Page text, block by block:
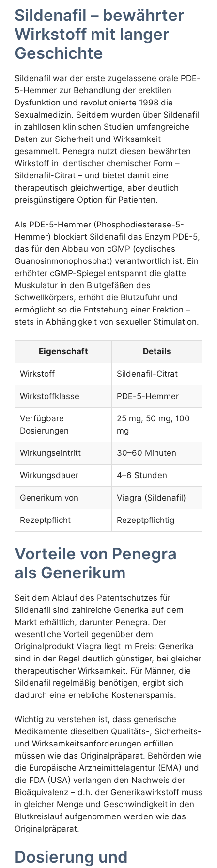
Sildenafil – bewährter
Wirkstoff mit langer
Geschichte
Sildenafil war der erste zugelassene orale PDE-
5-Hemmer zur Behandlung der erektilen
Dysfunktion und revolutionierte 1998 die
Sexualmedizin. Seitdem wurden über Sildenafil
in zahllosen klinischen Studien umfangreiche
Daten zur Sicherheit und Wirksamkeit
gesammelt. Penegra nutzt diesen bewährten
Wirkstoff in identischer chemischer Form –
Sildenafil-Citrat – und bietet damit eine
therapeutisch gleichwertige, aber deutlich
preisgünstigere Option für Patienten.
Als PDE-5-Hemmer (Phosphodiesterase-5-
Hemmer) blockiert Sildenafil das Enzym PDE-5,
das für den Abbau von cGMP (cyclisches
Guanosinmonophosphat) verantwortlich ist. Ein
erhöhter cGMP-Spiegel entspannt die glatte
Muskulatur in den Blutgefäßen des
Schwellkörpers, erhöht die Blutzufuhr und
ermöglicht so die Entstehung einer Erektion –
stets in Abhängigkeit von sexueller Stimulation.
Eigenschaft Details
Wirkstoff Sildenafil-Citrat
Wirkstoffklasse PDE-5-Hemmer
Verfügbare
Dosierungen
25 mg, 50 mg, 100
mg
Wirkungseintritt 30–60 Minuten
Wirkungsdauer 4–6 Stunden
Generikum von Viagra (Sildenafil)
Rezeptpflicht Rezeptpflichtig
Vorteile von Penegra
als Generikum
Seit dem Ablauf des Patentschutzes für
Sildenafil sind zahlreiche Generika auf dem
Markt erhältlich, darunter Penegra. Der
wesentliche Vorteil gegenüber dem
Originalprodukt Viagra liegt im Preis: Generika
sind in der Regel deutlich günstiger, bei gleicher
therapeutischer Wirksamkeit. Für Männer, die
Sildenafil regelmäßig benötigen, ergibt sich
dadurch eine erhebliche Kostenersparnis.
Wichtig zu verstehen ist, dass generische
Medikamente dieselben Qualitäts-, Sicherheits-
und Wirksamkeitsanforderungen erfüllen
müssen wie das Originalpräparat. Behörden wie
die Europäische Arzneimittelagentur (EMA) und
die FDA (USA) verlangen den Nachweis der
Bioäquivalenz – d.h. der Generikawirkstoff muss
in gleicher Menge und Geschwindigkeit in den
Blutkreislauf aufgenommen werden wie das
Originalpräparat.
Dosierung und